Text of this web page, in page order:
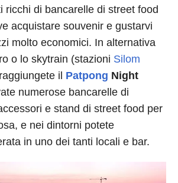
ricchi di bancarelle di street food
acquistare souvenir e gustarvi
molto economici. In alternativa
o lo skytrain (stazioni Silom
il Patpong Night
numerose bancarelle di
e stand di street food per
e nei dintorni potete
in uno dei tanti locali e bar.